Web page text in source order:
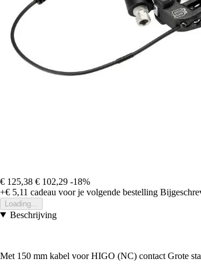
€ 125,38 € 102,29 -18%
+€ 5,11 cadeau voor je volgende bestelling
Loading...
Beschrijving
Met 150 mm kabel voor HIGO (NC) contact Grote